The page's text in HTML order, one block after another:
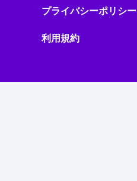
プライバシーポリシー
利用規約